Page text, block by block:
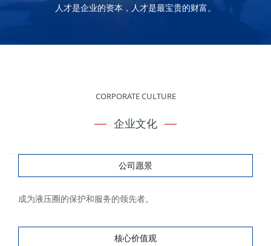
人才是企业的资本，人才是最宝贵的财富。
CORPORATE CULTURE
企业文化
公司愿景
成为液压圈的保护和服务的领先者。
核心价值观